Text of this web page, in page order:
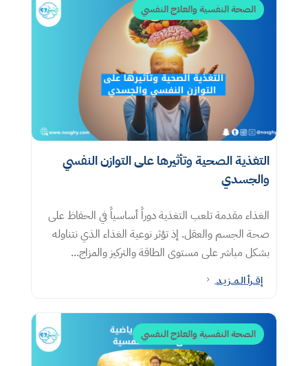
الصحة النفسية والعلاج النفسي
التغذية الصحية وتأثيرها على التوازن النفسي
والجسدي
الغذاء مقدمة تلعب التغذية دوراً أساسياً في الحفاظ على
صحة الجسم والعقل. إذ تؤثر نوعية الغذاء الذي نتناوله
بشكل مباشر على مستوى الطاقة والتركيز والمزاج...
إقــرأ الـمــزيـد 5
الصحة النفسية والعلاج النفسي